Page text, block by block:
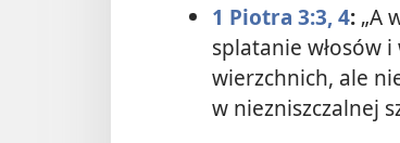
1 Piotra 3:3, 4:„A
splatanie włosów
wierzchnich, ale
w niezniszczalnej